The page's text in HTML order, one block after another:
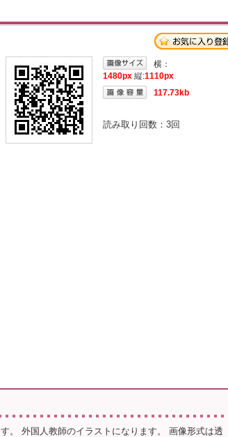
横：
1480px 縦:1110px
117.73kb
読み取り回数： 3回
。 外国人教師のイラストになります。 画像形式は透